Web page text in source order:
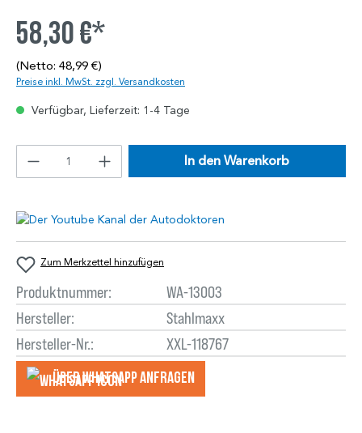
58,30 €*
(Netto: 48,99 €)
Preise inkl. MwSt. zzgl. Versandkosten
Verfügbar, Lieferzeit: 1-4 Tage
In den Warenkorb
Zum Merkzettel hinzufügen
Produktnummer:
WA-13003
Hersteller:
Stahlmaxx
Hersteller-Nr.:
XXL-118767
Über WhatsApp anfragеn